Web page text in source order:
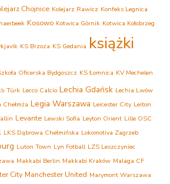
Chojnice Kolejarz Rawicz Konfeks Legnica
Kosowo Kotwica Górnik Kotwica Kołobrzeg
KS Brzoza KS Gedania książki
Oficerska Bydgoszcz KS Łomnica KV Mechelen
Türk Lecco Calcio Lechia Gdańsk Lechia Lwów
Chełmża Legia Warszawa Leicester City Leiton
Levante Lewski Sofia Leyton Orient Lille OSC
LKS Dąbrowa Chełmińska Lokomotiva Zagrzeb
Luton Town Lyn Fotball LZS Leszczyniec
Makkabi Berlin Makkabi Kraków Malaga CF
City Manchester United Marymont Warszawa